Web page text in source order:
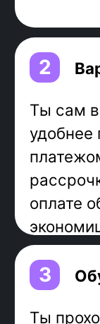
Getmatch.
Java-
За 9
выстраивает
приложения
организует
данных
наработаешь
практику